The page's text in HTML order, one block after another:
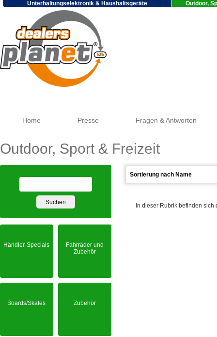
Unterhaltungselektronik & Haushaltsgeräte Outdoor,
Home Presse Fragen & Antworten
Outdoor, Sport & Freizeit
In dieser Rubrik befinden
Händler-Specials
Fahrräder und
Zubehör
Boards/Skates Zubehör